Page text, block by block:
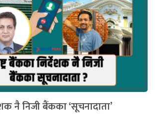
नै निजी बैंकका ‘सूचनादाता’